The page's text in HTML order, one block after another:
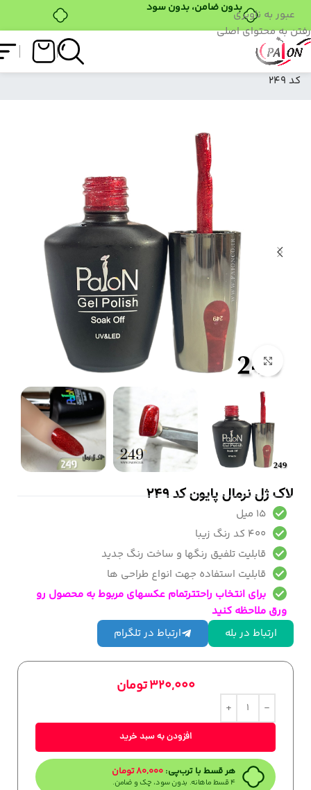
بدون ضامن، بدون سودعبور به ناوبری
رفتن به محتوای اصلی
فروشگاه
لاک ژل نرمال پایون
کد 249
بزرگنمایی تصویر
لاک ژل نرمال پایون کد 249
15 میل
400 کد رنگ زیبا
قابلیت تلفیق رنگها و ساخت رنگ جدید
قابلیت استفاده جهت انواع طراحی ها
برای انتخاب راحتترتمام عکسهای مربوط به محصول رو
ورق ملاحظه کنید
ارتباط در بله
ارتباط در تلگرام
320,000تومان
افزودن به سبد خرید
هر قسط با ترب‌پی: 80,000تومان
۴ قسط ماهانه. بدون سود، چک و ضامن.